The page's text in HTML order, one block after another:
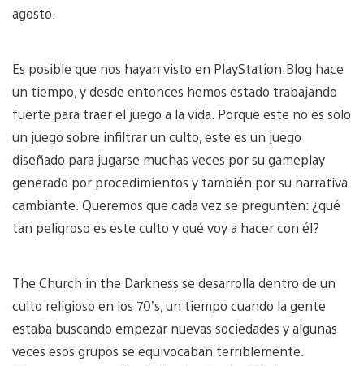
agosto.
Es posible que nos hayan visto en PlayStation.Blog hace
un tiempo, y desde entonces hemos estado trabajando
fuerte para traer el juego a la vida. Porque este no es solo
un juego sobre infiltrar un culto, este es un juego
diseñado para jugarse muchas veces por su gameplay
generado por procedimientos y también por su narrativa
cambiante. Queremos que cada vez se pregunten: ¿qué
tan peligroso es este culto y qué voy a hacer con él?
The Church in the Darkness se desarrolla dentro de un
culto religioso en los 70’s, un tiempo cuando la gente
estaba buscando empezar nuevas sociedades y algunas
veces esos grupos se equivocaban terriblemente.